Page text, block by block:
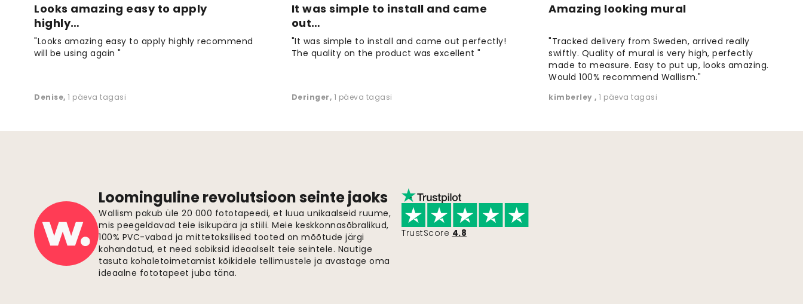
Looks amazing easy to apply
highly…
"Looks amazing easy to apply highly recommend
will be using again "
Denise, 1 päeva tagasi
It was simple to install and came
out…
"It was simple to install and came out perfectly!
The quality on the product was excellent "
Deringer, 1 päeva tagasi
Amazing looking mural
"Tracked delivery from Sweden, arrived really
swiftly. Quality of mural is very high, perfectly
made to measure. Easy to put up, looks amazing.
Would 100% recommend Wallism."
kimberley, 1 päeva tagasi
Loominguline revolutsioon seinte jaoks
Wallism pakub üle 20 000 fototapeedi, et luua unikaalseid ruume,
mis peegeldavad teie isikupära ja stiili. Meie keskkonnasõbralikud,
100% PVC-vabad ja mittetoksilised tooted on mõõtude järgi
kohandatud, et need sobiksid ideaalselt teie seintele. Nautige
tasuta kohaletoimetamist kõikidele tellimustele ja avastage oma
ideaalne fototapeet juba täna.
TrustScore 4.8